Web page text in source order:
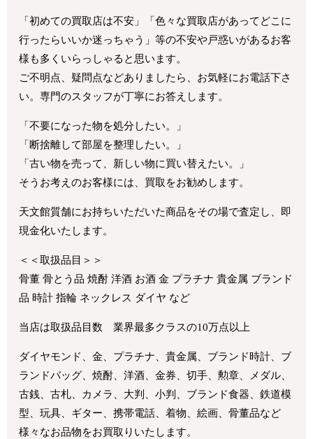
「初めての買取店は不安」「色々な買取店があってどこに
行ったらいいか迷っちゃう」等の不安や戸惑いがあるお客
様も多くいらっしゃると思います。
ご不明点、疑問点などありましたら、お気軽にお電話下さ
い。専門のスタッフが丁寧にお答えします。
「不要になった物を処分したい。」
「断捨離して部屋を整理したい。」
「古い物を売って、新しい物に買い替えたい。」
そうお考えのお客様には、買取をお勧めします。
天文館質舗にお持ちいただいた商品をその場で査定し、即
現金化いたします。
＜＜取扱品目＞＞
骨董 骨とう品 焼酎 洋酒 お酒 金 プラチナ 貴金属 ブランド
品 時計 指輪 ネックレス ダイヤ など
当店は取扱品目数 業界最多クラスの10万点以上
ダイヤモンド、金、プラチナ、貴金属、ブランド時計、ブ
ランドバッグ、焼酎、洋酒、金券、切手、勲章、メダル、
古銭、古札、カメラ、大判、小判、ブランド食器、鉄道模
型、玩具、ギター、携帯電話、着物、絵画、骨董品など
様々なお品物をお買取りいたします。